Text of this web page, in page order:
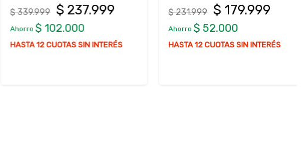
$ 339.999 $ 237.999
Ahorro$ 102.000
HASTA 12 CUOTAS SIN INTERÉS
$ 231.999 $ 179.999
Ahorro$ 52.000
HASTA 12 CUOTAS SIN INTERÉS